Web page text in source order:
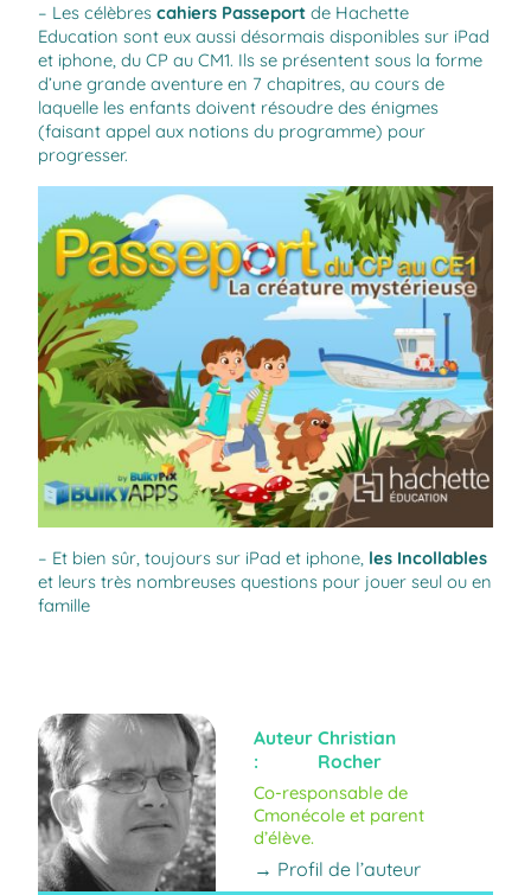
– Les célèbres cahiers Passeport de Hachette
Education sont eux aussi désormais disponibles sur iPad
et iphone, du CP au CM1. Ils se présentent sous la forme
d’une grande aventure en 7 chapitres, au cours de
laquelle les enfants doivent résoudre des énigmes
(faisant appel aux notions du programme) pour
progresser.
– Et bien sûr, toujours sur iPad et iphone, les Incollables
et leurs très nombreuses questions pour jouer seul ou en
famille
Auteur
:
Christian
Rocher
Co-responsable de
Cmonécole et parent
d’élève.
→ Profil de l’auteur